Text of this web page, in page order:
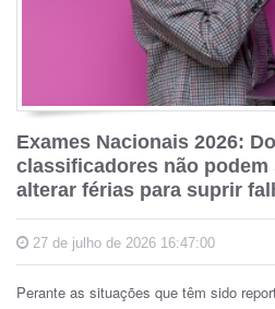
Exames Nacionais 2026:
classificadores não podem
alterar férias para suprir
27 de julho de 2026 16:47:00
Perante as situações que têm sido